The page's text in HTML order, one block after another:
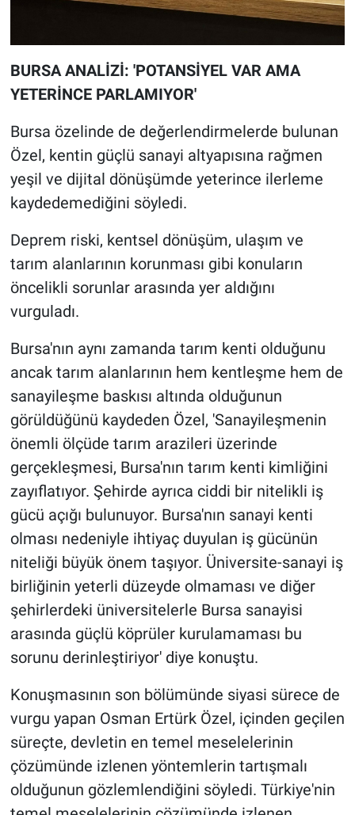
BURSA ANALİZİ: 'POTANSİYEL VAR AMA
YETERİNCE PARLAMIYOR'
Bursa özelinde de değerlendirmelerde bulunan
Özel, kentin güçlü sanayi altyapısına rağmen
yeşil ve dijital dönüşümde yeterince ilerleme
kaydedemediğini söyledi.
Deprem riski, kentsel dönüşüm, ulaşım ve
tarım alanlarının korunması gibi konuların
öncelikli sorunlar arasında yer aldığını
vurguladı.
Bursa'nın aynı zamanda tarım kenti olduğunu
ancak tarım alanlarının hem kentleşme hem de
sanayileşme baskısı altında olduğunun
görüldüğünü kaydeden Özel, 'Sanayileşmenin
önemli ölçüde tarım arazileri üzerinde
gerçekleşmesi, Bursa'nın tarım kenti kimliğini
zayıflatıyor. Şehirde ayrıca ciddi bir nitelikli iş
gücü açığı bulunuyor. Bursa'nın sanayi kenti
olması nedeniyle ihtiyaç duyulan iş gücünün
niteliği büyük önem taşıyor. Üniversite-sanayi iş
birliğinin yeterli düzeyde olmaması ve diğer
şehirlerdeki üniversitelerle Bursa sanayisi
arasında güçlü köprüler kurulamaması bu
sorunu derinleştiriyor' diye konuştu.
Konuşmasının son bölümünde siyasi sürece de
vurgu yapan Osman Ertürk Özel, içinden geçilen
süreçte, devletin en temel meselelerinin
çözümünde izlenen yöntemlerin tartışmalı
olduğunun gözlemlendiğini söyledi. Türkiye'nin